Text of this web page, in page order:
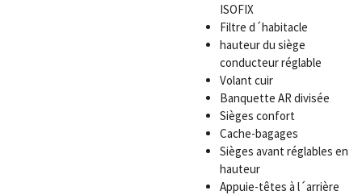
ISOFIX
Filtre d´habitacle
hauteur du siège
conducteur réglable
Volant cuir
Banquette AR divisée
Sièges confort
Cache-bagages
Sièges avant réglables en
hauteur
Appuie-têtes à l´arrière